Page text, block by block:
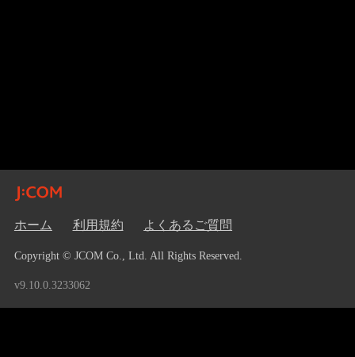
ホーム 利用規約 よくあるご質問
Copyright © JCOM Co., Ltd. All Rights Reserved.
v9.10.0.3233062